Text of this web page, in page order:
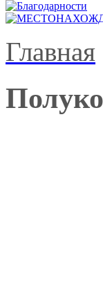
Главная